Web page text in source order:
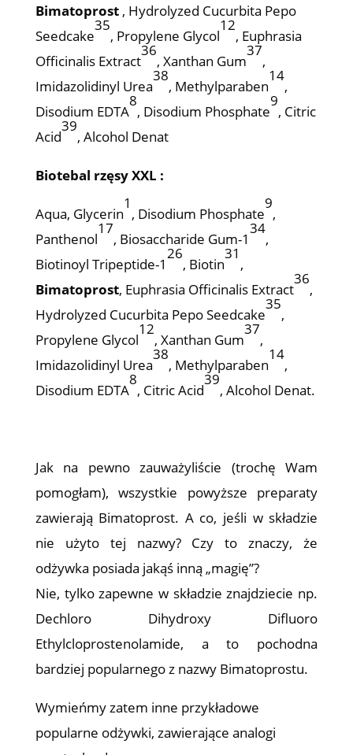
Bimatoprost, Hydrolyzed Cucurbita Pepo
Seedcake
35
, Propylene Glycol
12
, Euphrasia
Officinalis Extract
36
, Xanthan Gum
37
,
Imidazolidinyl Urea
38
, Methylparaben
14
,
Disodium EDTA
8
, Disodium Phosphate
9
, Citric
Acid
39
, Alcohol Denat
Biotebal rzęsy XXL :
Aqua, Glycerin
1
, Disodium Phosphate
9
,
Panthenol
17
, Biosaccharide Gum-1
34
,
Biotinoyl Tripeptide-1
26
, Biotin
31
,
Bimatoprost, Euphrasia Officinalis Extract
36
,
Hydrolyzed Cucurbita Pepo Seedcake
35
,
Propylene Glycol
12
, Xanthan Gum
37
,
Imidazolidinyl Urea
38
, Methylparaben
14
,
Disodium EDTA
8
, Citric Acid
39
, Alcohol Denat.
Jak na pewno zauważyliście (trochę Wam
pomogłam), wszystkie powyższe preparaty
zawierają Bimatoprost. A co, jeśli w składzie
nie użyto tej nazwy? Czy to znaczy, że
odżywka posiada jakąś inną „magię”?
Nie, tylko zapewne w składzie znajdziecie np.
Dechloro Dihydroxy Difluoro
Ethylcloprostenolamide, a to pochodna
bardziej popularnego z nazwy Bimatoprostu.
Wymieńmy zatem inne przykładowe
popularne odżywki, zawierające analogi